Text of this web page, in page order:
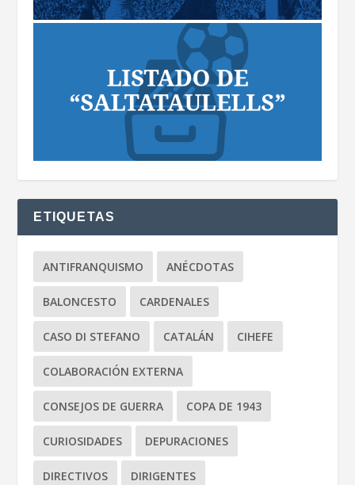
ETIQUETAS
ANTIFRANQUISMO ANÉCDOTAS
BALONCESTO CARDENALES
CASO DI STEFANO CATALÁN CIHEFE
COLABORACIÓN EXTERNA
CONSEJOS DE GUERRA COPA DE 1943
CURIOSIDADES DEPURACIONES
DIRECTIVOS DIRIGENTES